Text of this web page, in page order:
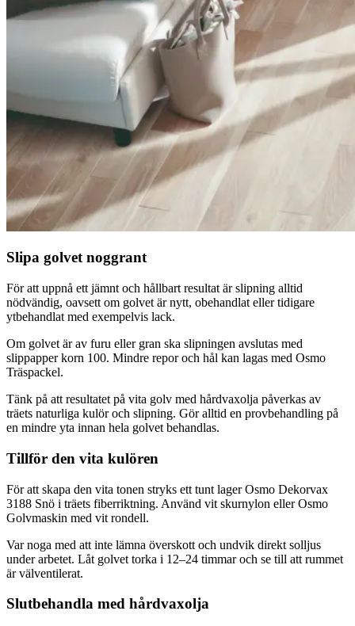
Slipa golvet noggrant
För att uppnå ett jämnt och hållbart resultat är slipning alltid
nödvändig, oavsett om golvet är nytt, obehandlat eller tidigare
ytbehandlat med exempelvis lack.
Om golvet är av furu eller gran ska slipningen avslutas med
slippapper korn 100. Mindre repor och hål kan lagas med Osmo
Träspackel.
Tänk på att resultatet på vita golv med hårdvaxolja påverkas av
träets naturliga kulör och slipning. Gör alltid en provbehandling på
en mindre yta innan hela golvet behandlas.
Tillför den vita kulören
För att skapa den vita tonen stryks ett tunt lager Osmo Dekorvax
3188 Snö i träets fiberriktning. Använd vit skurnylon eller Osmo
Golvmaskin med vit rondell.
Var noga med att inte lämna överskott och undvik direkt solljus
under arbetet. Låt golvet torka i 12–24 timmar och se till att rummet
är välventilerat.
Slutbehandla med hårdvaxolja